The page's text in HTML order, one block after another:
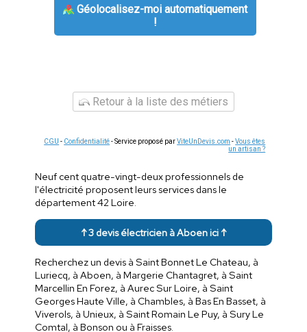
Géolocalisez-moi automatiquement
!
Retour à la liste des métiers
CGU - Confidentialité- Service proposé parViteUnDevis.com -Vous êtes
un artisan ?
Neuf cent quatre-vingt-deux professionnels de
l'électricité proposent leurs services dans le
département 42 Loire.
↑ 3 devis électricien à Aboen ici ↑
Recherchez un devis à Saint Bonnet Le Chateau, à
Luriecq, à Aboen, à Margerie Chantagret, à Saint
Marcellin En Forez, à Aurec Sur Loire, à Saint
Georges Haute Ville, à Chambles, à Bas En Basset, à
Viverols, à Unieux, à Saint Romain Le Puy, à Sury Le
Comtal, à Bonson ou à Fraisses.